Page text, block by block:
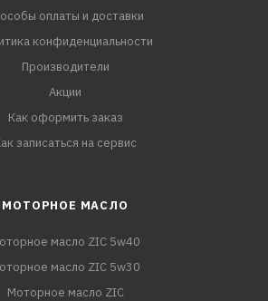
оплаты и доставки
конфиденциальности
Производители
Акции
Как оформить заказ
записаться на сервис
МОТОРНОЕ МАСЛО
масло ZIC 5w40
масло ZIC 5w30
Моторное масло ZIC